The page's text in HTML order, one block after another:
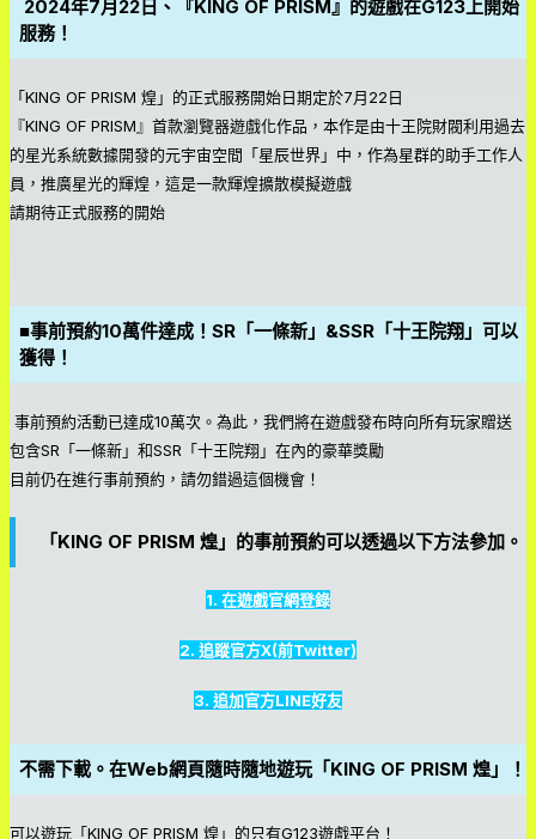
2024年7月22日、『KING OF PRISM』的遊戲在G123上開始
服務！
「KING OF PRISM 煌」的正式服務開始日期定於7月22日
『KING OF PRISM』首款瀏覽器遊戲化作品，本作是由十王院財閥利用過去
的星光系統數據開發的元宇宙空間「星辰世界」中，作為星群的助手工作人
員，推廣星光的輝煌，這是一款輝煌擴散模擬遊戲
請期待正式服務的開始
■事前預約10萬件達成！SR「一條新」&SSR「十王院翔」可以
獲得！
事前預約活動已達成10萬次。為此，我們將在遊戲發布時向所有玩家贈送
包含SR「一條新」和SSR「十王院翔」在內的豪華獎勵
目前仍在進行事前預約，請勿錯過這個機會！
「KING OF PRISM 煌」的事前預約可以透過以下方法參加。
1. 在遊戲官網登錄
2. 追蹤官方X(前Twitter)
3. 追加官方LINE好友
不需下載。在Web網頁隨時隨地遊玩「KING OF PRISM 煌」！
可以遊玩「KING OF PRISM 煌」的只有G123遊戲平台！